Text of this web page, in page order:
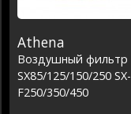
Athena
Воздушный фильтр
SX85/125/150/250 SX-
F250/350/450